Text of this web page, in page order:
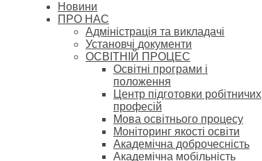
Новини
ПРО НАС
Адміністрація та викладачі
Установчі документи
ОСВІТНІЙ ПРОЦЕС
Освітні програми і
положення
Центр підготовки робітничих
професій
Мова освітнього процесу
Моніторинг якості освіти
Академічна доброчесність
Академічна мобільність